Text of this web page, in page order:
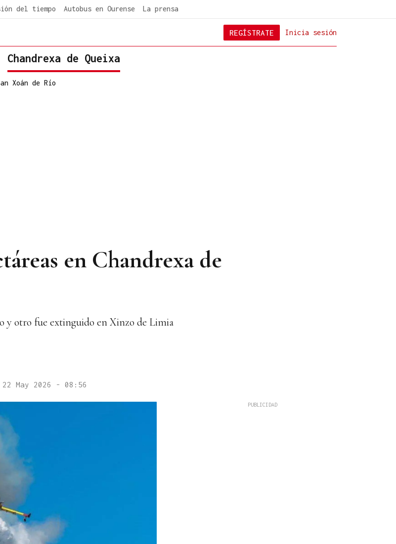
del tiempo Autobus en Ourense La prensa
Inicia sesión
REGÍSTRATE
Chandrexa de Queixa
Xoán de Río
en Chandrexa de
y otro fue extinguido en Xinzo de Limia
22 May 2026 - 08:56